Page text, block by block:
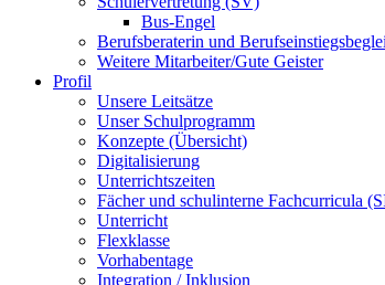
Bus-Engel
Berufsberaterin und
Weitere Mitarbeiter/Gute Geister
Profil
Unsere Leitsätze
Unser Schulprogramm
Konzepte (Übersicht)
Digitalisierung
Unterrichtszeiten
Fächer und schulinterne Fachcurricula
Unterricht
Flexklasse
Vorhabentage
Integration / Inklusion